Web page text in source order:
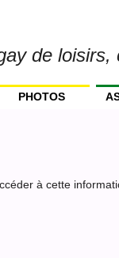
de
PHOTOS
à cette